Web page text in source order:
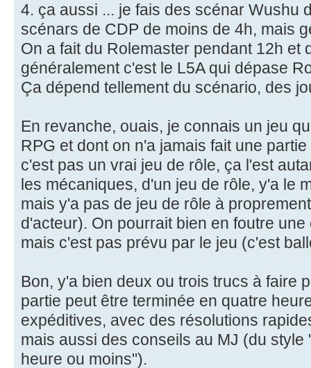
4. ça aussi ... je fais des scénar Wushu
scénars de CDP de moins de 4h, mais
On a fait du Rolemaster pendant 12h et
généralement c'est le L5A qui dépase
Ça dépend tellement du scénario, des
En revanche, ouais, je connais un jeu
RPG et dont on n'a jamais fait une
c'est pas un vrai jeu de rôle, ça l'est
les mécaniques, d'un jeu de rôle, y'a le
mais y'a pas de jeu de rôle à
d'acteur). On pourrait bien en foutre
mais c'est pas prévu par le jeu (c'est
Bon, y'a bien deux ou trois trucs à faire
partie peut être terminée en quatre
expéditives, avec des résolutions
mais aussi des conseils au MJ (du
heure ou moins").